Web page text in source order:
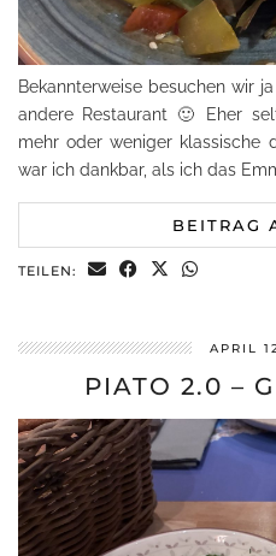
Bekannterweise besuchen wir
andere Restaurant 🙂 Eher
mehr oder weniger klassische
war ich dankbar, als ich das
BEITRAG
TEILEN:
APRIL
PIATO 2.0 –